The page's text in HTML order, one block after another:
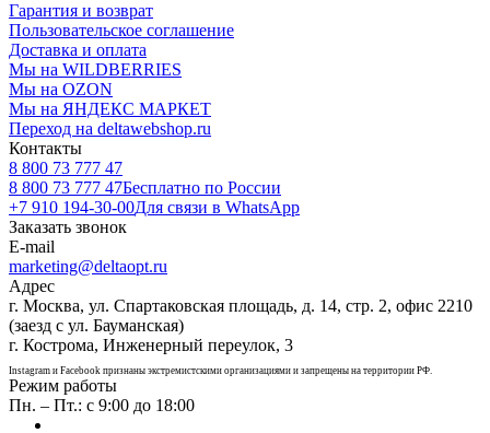
Гарантия и возврат
Пользовательское соглашение
Доставка и оплата
Мы на WILDBERRIES
Мы на OZON
Мы на ЯНДЕКС МАРКЕТ
Переход на deltawebshop.ru
Контакты
8 800 73 777 47
8 800 73 777 47Бесплатно по России
+7 910 194-30-00Для связи в WhatsApp
Заказать звонок
E-mail
marketing@deltaopt.ru
Адрес
г. Москва, ул. Спартаковская площадь, д. 14, стр. 2, офис 2210
(заезд с ул. Бауманская)
г. Кострома, Инженерный переулок, 3
Instagram и Facebook признаны экстремистскими организациями и запрещены на территории РФ.
Режим работы
Пн. – Пт.: с 9:00 до 18:00